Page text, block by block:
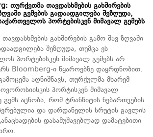
თურქეთმა თავდასხმების გახშირების
გემების გადაადგილება შეზღუდა,
პორტებისკენ მიმავალ გემებს
გახშირების გამო შავ ზღვაში
შეზღუდა, თუმცა ეს
პორტებისკენ მიმავალ გემებს არ
Bloomberg-ი წყაროებზე დაყრდნობით.
აღნიშნავს, თურქულმა მხარემ
პორტისკენ მიმავალ
გემს აცნობა, რომ ტრანზიტის ნებართვების
და დარდანელის სრუტის გავლის
დასამუშავებლად დამატებითი